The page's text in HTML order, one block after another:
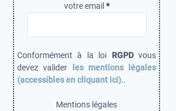
votre email*
Conformément à la loi RGPDvous
devez valider les mentions légales
(accessibles en cliquant ici)..
Mentions légales